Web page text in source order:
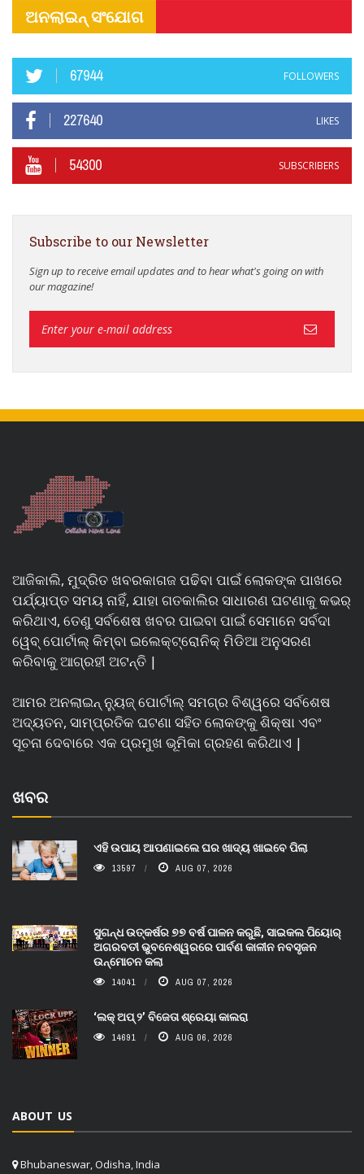
ଅନଲାଇନ୍ ସଂଯୋଗ
67944 FOLLOWERS
227640 LIKES
54300 SUBSCRIBERS
Subscribe to our Newsletter
Sign up to receive email updates and to hear what's going on with
our magazine!
ଆଜିକାଲି, ମୁଦ୍ରିତ ଖବରକାଗଜ ପଢିବା ପାଇଁ ଲୋକଙ୍କ ପାଖରେ
ପର୍ଯ୍ୟାପ୍ତ ସମୟ ନାହିଁ, ଯାହା ଗତକାଲିର ସାଧାରଣ ଘଟଣାକୁ କଭର୍
କରିଥାଏ, ତେଣୁ ସର୍ବଶେଷ ଖବର ପାଇବା ପାଇଁ ସେମାନେ ସର୍ବଦା
ୱେବ୍ ପୋର୍ଟାଲ୍ କିମ୍ବା ଇଲେକ୍ଟ୍ରୋନିକ୍ ମିଡିଆ ଅନୁସରଣ
କରିବାକୁ ଆଗ୍ରହୀ ଅଟନ୍ତି |
ଆମର ଅନଲାଇନ୍ ନ୍ୟୁଜ୍ ପୋର୍ଟାଲ୍ ସମଗ୍ର ବିଶ୍ୱରେ ସର୍ବଶେଷ
ଅଦ୍ୟତନ, ସାମ୍ପ୍ରତିକ ଘଟଣା ସହିତ ଲୋକଙ୍କୁ ଶିକ୍ଷା ଏବଂ
ସୂଚନା ଦେବାରେ ଏକ ପ୍ରମୁଖ ଭୂମିକା ଗ୍ରହଣ କରିଥାଏ |
ଖବର
ଏହି ଉପାୟ ଆପଣାଇଲେ ଘର ଖାଦ୍ୟ ଖାଇବେ ପିଲା
13597 AUG 07, 2026
ସୁଗନ୍ଧ ଉତ୍କର୍ଷର ୭୭ ବର୍ଷ ପାଳନ କରୁଛି, ସାଇକଲ ପିୟୋର୍‌
ଅଗରବତୀ ଭୁବନେଶ୍ୱରରେ ପାର୍ବଣ କାଳୀନ ନବସୃଜନ
ଉନ୍ମୋଚନ କଲା
14041 AUG 07, 2026
‘ଲକ୍ ଅପ୍ ୨’ ବିଜେତା ଶ୍ରେୟା କାଲରା
14691 AUG 06, 2026
ABOUT US
Bhubaneswar, Odisha, India